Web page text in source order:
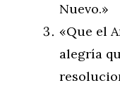
Nuevo.»
«Que el
alegría